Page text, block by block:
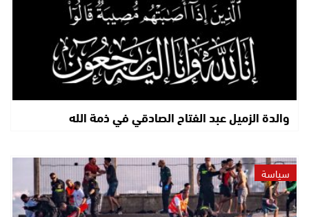
والدة الزميل عبد الفتاح الصادقي في ذمة الله
سياسة